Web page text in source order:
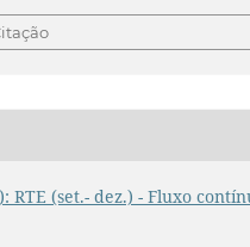
RTE (set.- dez.) - Fluxo